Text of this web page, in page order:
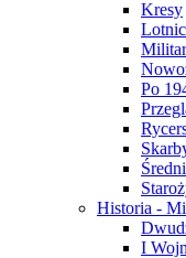
Kresy
Po
Historia -
I